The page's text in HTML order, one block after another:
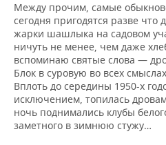
Между прочим, самые
сегодня пригодятся разве что
жарки шашлыка на садовом
ничуть не менее, чем даже
вспоминаю святые слова —
Блок в суровую во всех
Вплоть до середины 1950-х
исключением, топилась
ночь поднимались клубы
заметного в зимнюю стужу…